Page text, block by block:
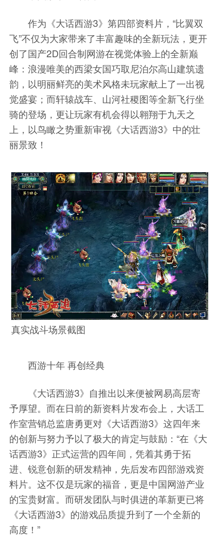
作为《大话西游3》第四部资料片，“比翼双
飞”不仅为大家带来了丰富趣味的全新玩法，更开
创了国产2D回合制网游在视觉体验上的全新巅
峰：浪漫唯美的西梁女国巧取尼泊尔高山建筑遗
韵，以明丽鲜亮的美术风格未玩家献上了一出视
觉盛宴；而轩辕战车、山河社稷图等全新飞行坐
骑的登场，更让玩家有机会得以翱翔于九天之
上，以鸟瞰之势重新审视《大话西游3》中的壮
丽景致！
真实战斗场景截图
西游十年 再创经典
《大话西游3》自推出以来便被网易高层寄
予厚望。而在日前的新资料片发布会上，大话工
作室营销总监唐勇更对《大话西游3》这四年来
的创新与努力予以了极大的肯定与鼓励：“在《大
话西游3》正式运营的四年间，凭着其勇于拓
进、锐意创新的研发精神，先后发布四部游戏资
料片。这不仅是玩家的福音，更是中国网游产业
的宝贵财富。而研发团队与时俱进的革新更已将
《大话西游3》的游戏品质提升到了一个全新的
高度！”